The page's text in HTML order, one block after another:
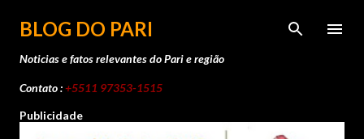
Pular para o conteúdo principal
BLOG DO PARI
Noticias e fatos relevantes do Pari e região
Contato :+5511 97353-1515
Publicidade